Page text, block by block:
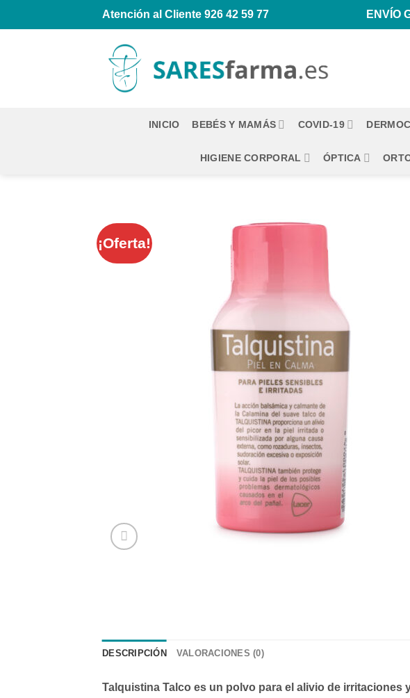
Atención al Cliente 926 42 59 77 ENVÍO
INICIO BEBÉS Y MAMÁS COVID-19
HIGIENE CORPORAL ÓPTICA
¡Oferta!
DESCRIPCIÓN VALORACIONES (0)
Talquistina Talco es un polvo para el alivio de